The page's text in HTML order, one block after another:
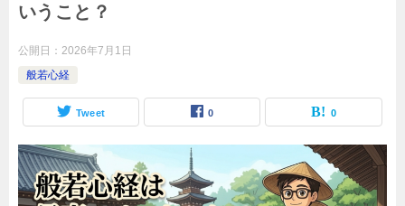
いうこと？
公開日： 2026年7月1日
般若心経
Tweet 0 0